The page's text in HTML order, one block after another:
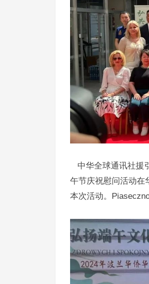
中华全球通讯社援
午节庆祝慰问活动在
本次活动。